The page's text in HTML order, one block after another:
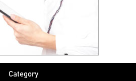
Category